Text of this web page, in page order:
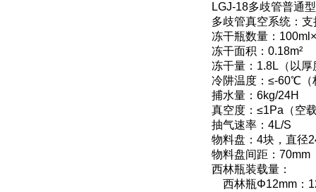
LGJ-18多歧管普通
多歧管真空系统：
冻干瓶数量：
冻干面积：0.18m²
冻干量：1.8L（以厚
冷阱温度：≤-60℃
捕水量：6kg/24H
真空度：≤1Pa（空
抽气速率：4L/S
物料盘：4块，直径
物料盘间距：70mm
西林瓶装载量：
西林瓶Φ12mm：